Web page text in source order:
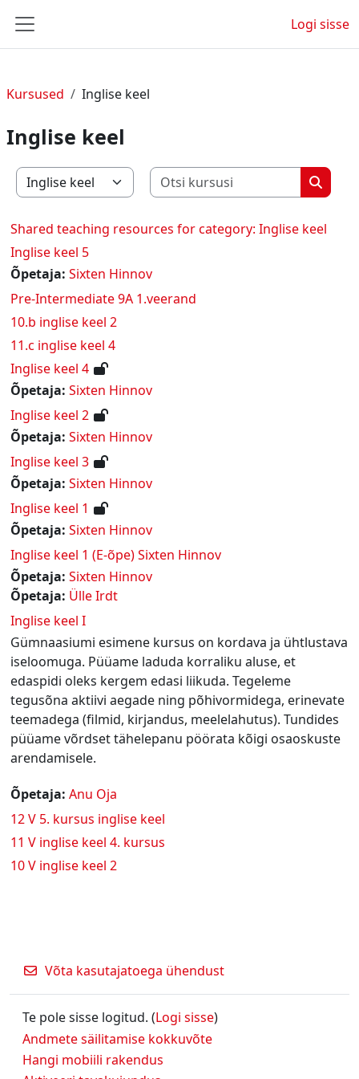
Küljepaneel
Logi sisse
Kursused Inglise keel
Inglise keel
Kursuste kategooriad
Otsi
Otsi
Shared teaching resources for category: Inglise keel
Inglise keel 5
Õpetaja: Sixten Hinnov
Pre-Intermediate 9A 1.veerand
10.b inglise keel 2
11.c inglise keel 4
Inglise keel 4
Õpetaja: Sixten Hinnov
Inglise keel 2
Õpetaja: Sixten Hinnov
Inglise keel 3
Õpetaja: Sixten Hinnov
Inglise keel 1
Õpetaja: Sixten Hinnov
Inglise keel 1 (E-õpe) Sixten Hinnov
Õpetaja: Sixten Hinnov
Õpetaja: Ülle Irdt
Inglise keel I
Gümnaasiumi esimene kursus on kordava ja ühtlustava
iseloomuga. Püüame laduda korraliku aluse, et
edaspidi oleks kergem edasi liikuda. Tegeleme
tegusõna aktiivi aegade ning põhivormidega, erinevate
teemadega (filmid, kirjandus, meelelahutus). Tundides
püüame võrdset tähelepanu pöörata kõigi osaoskuste
arendamisele.
Õpetaja: Anu Oja
12 V 5. kursus inglise keel
11 V inglise keel 4. kursus
10 V inglise keel 2
Võta kasutajatoega ühendust
Te pole sisse logitud. (Logi sisse)
Andmete säilitamise kokkuvõte
Hangi mobiili rakendus